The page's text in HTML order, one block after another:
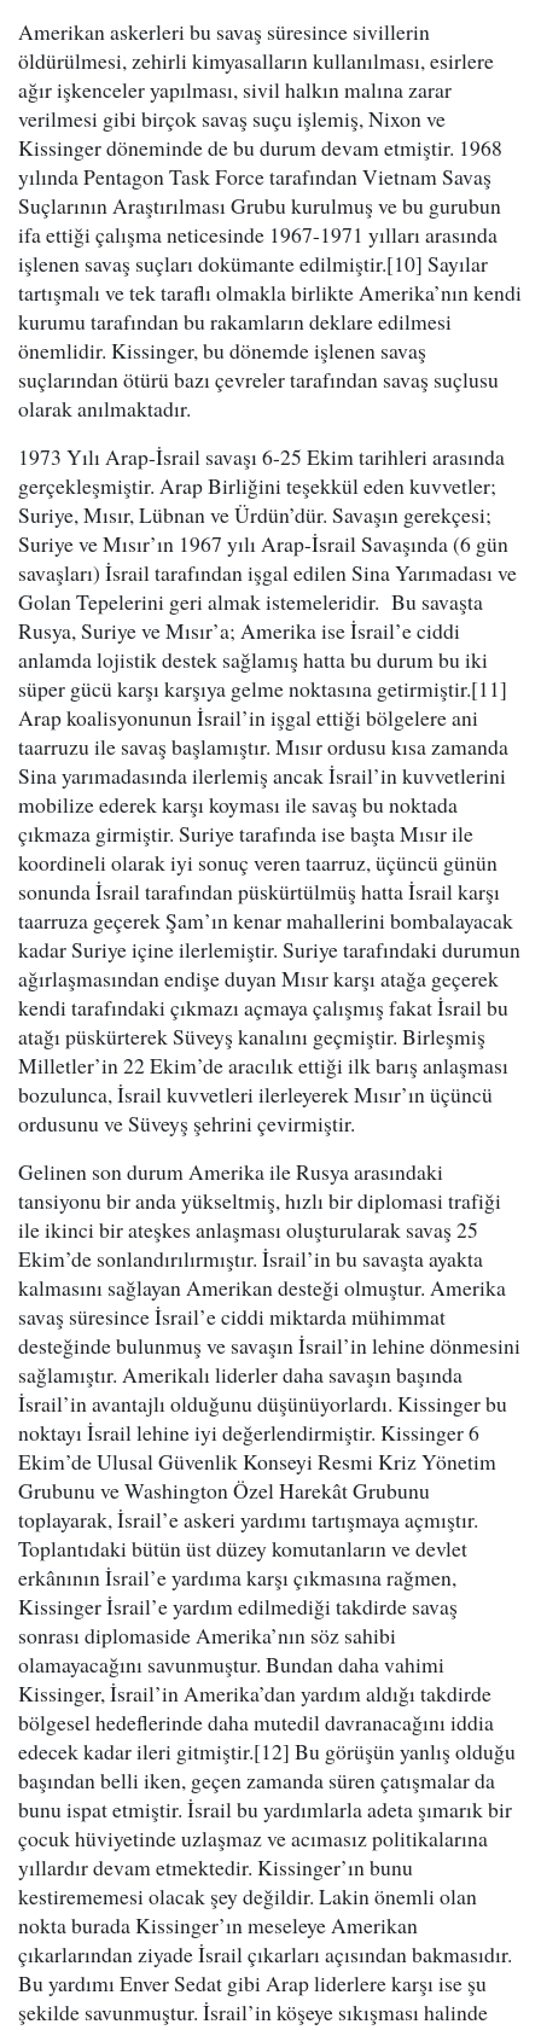
Amerikan askerleri bu savaş süresince sivillerin
öldürülmesi, zehirli kimyasalların kullanılması, esirlere
ağır işkenceler yapılması, sivil halkın malına zarar
verilmesi gibi birçok savaş suçu işlemiş, Nixon ve
Kissinger döneminde de bu durum devam etmiştir. 1968
yılında Pentagon Task Force tarafından Vietnam Savaş
Suçlarının Araştırılması Grubu kurulmuş ve bu gurubun
ifa ettiği çalışma neticesinde 1967-1971 yılları arasında
işlenen savaş suçları dokümante edilmiştir.[10] Sayılar
tartışmalı ve tek taraflı olmakla birlikte Amerika’nın kendi
kurumu tarafından bu rakamların deklare edilmesi
önemlidir. Kissinger, bu dönemde işlenen savaş
suçlarından ötürü bazı çevreler tarafından savaş suçlusu
olarak anılmaktadır.
1973 Yılı Arap-İsrail savaşı 6-25 Ekim tarihleri arasında
gerçekleşmiştir. Arap Birliğini teşekkül eden kuvvetler;
Suriye, Mısır, Lübnan ve Ürdün’dür. Savaşın gerekçesi;
Suriye ve Mısır’ın 1967 yılı Arap-İsrail Savaşında (6 gün
savaşları) İsrail tarafından işgal edilen Sina Yarımadası ve
Golan Tepelerini geri almak istemeleridir. Bu savaşta
Rusya, Suriye ve Mısır’a; Amerika ise İsrail’e ciddi
anlamda lojistik destek sağlamış hatta bu durum bu iki
süper gücü karşı karşıya gelme noktasına getirmiştir.[11]
Arap koalisyonunun İsrail’in işgal ettiği bölgelere ani
taarruzu ile savaş başlamıştır. Mısır ordusu kısa zamanda
Sina yarımadasında ilerlemiş ancak İsrail’in kuvvetlerini
mobilize ederek karşı koyması ile savaş bu noktada
çıkmaza girmiştir. Suriye tarafında ise başta Mısır ile
koordineli olarak iyi sonuç veren taarruz, üçüncü günün
sonunda İsrail tarafından püskürtülmüş hatta İsrail karşı
taarruza geçerek Şam’ın kenar mahallerini bombalayacak
kadar Suriye içine ilerlemiştir. Suriye tarafındaki durumun
ağırlaşmasından endişe duyan Mısır karşı atağa geçerek
kendi tarafındaki çıkmazı açmaya çalışmış fakat İsrail bu
atağı püskürterek Süveyş kanalını geçmiştir. Birleşmiş
Milletler’in 22 Ekim’de aracılık ettiği ilk barış anlaşması
bozulunca, İsrail kuvvetleri ilerleyerek Mısır’ın üçüncü
ordusunu ve Süveyş şehrini çevirmiştir.
Gelinen son durum Amerika ile Rusya arasındaki
tansiyonu bir anda yükseltmiş, hızlı bir diplomasi trafiği
ile ikinci bir ateşkes anlaşması oluşturularak savaş 25
Ekim’de sonlandırılırmıştır. İsrail’in bu savaşta ayakta
kalmasını sağlayan Amerikan desteği olmuştur. Amerika
savaş süresince İsrail’e ciddi miktarda mühimmat
desteğinde bulunmuş ve savaşın İsrail’in lehine dönmesini
sağlamıştır. Amerikalı liderler daha savaşın başında
İsrail’in avantajlı olduğunu düşünüyorlardı. Kissinger bu
noktayı İsrail lehine iyi değerlendirmiştir. Kissinger 6
Ekim’de Ulusal Güvenlik Konseyi Resmi Kriz Yönetim
Grubunu ve Washington Özel Harekât Grubunu
toplayarak, İsrail’e askeri yardımı tartışmaya açmıştır.
Toplantıdaki bütün üst düzey komutanların ve devlet
erkânının İsrail’e yardıma karşı çıkmasına rağmen,
Kissinger İsrail’e yardım edilmediği takdirde savaş
sonrası diplomaside Amerika’nın söz sahibi
olamayacağını savunmuştur. Bundan daha vahimi
Kissinger, İsrail’in Amerika’dan yardım aldığı takdirde
bölgesel hedeflerinde daha mutedil davranacağını iddia
edecek kadar ileri gitmiştir.[12] Bu görüşün yanlış olduğu
başından belli iken, geçen zamanda süren çatışmalar da
bunu ispat etmiştir. İsrail bu yardımlarla adeta şımarık bir
çocuk hüviyetinde uzlaşmaz ve acımasız politikalarına
yıllardır devam etmektedir. Kissinger’ın bunu
kestirememesi olacak şey değildir. Lakin önemli olan
nokta burada Kissinger’ın meseleye Amerikan
çıkarlarından ziyade İsrail çıkarları açısından bakmasıdır.
Bu yardımı Enver Sedat gibi Arap liderlere karşı ise şu
şekilde savunmuştur. İsrail’in köşeye sıkışması halinde